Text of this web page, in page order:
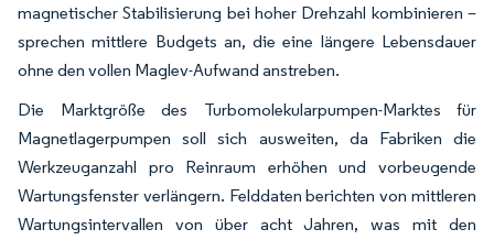
magnetischer Stabilisierung bei hoher Drehzahl kombinieren –
sprechen mittlere Budgets an, die eine längere Lebensdauer
ohne den vollen Maglev-Aufwand anstreben.
Die Marktgröße des Turbomolekularpumpen-Marktes für
Magnetlagerpumpen soll sich ausweiten, da Fabriken die
Werkzeuganzahl pro Reinraum erhöhen und vorbeugende
Wartungsfenster verlängern. Felddaten berichten von mittleren
Wartungsintervallen von über acht Jahren, was mit den